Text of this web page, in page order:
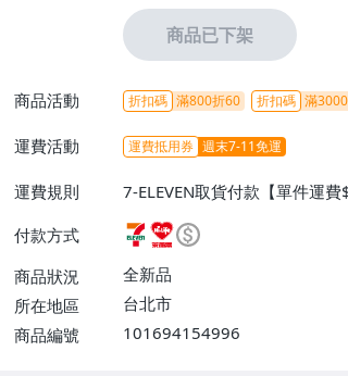
商品已下架
商品活動 折扣碼 滿800折60 折扣碼 滿
運費活動 運費抵用券 週末7-11免運
運費規則
7-ELEVEN取貨付款【單件運
ELEVEN取貨不付款【免運費
或消費滿$1298免運費】、宅
$1598免運費】
付款方式
商品狀況
全新品
所在地區
台北市
商品編號
101694154996